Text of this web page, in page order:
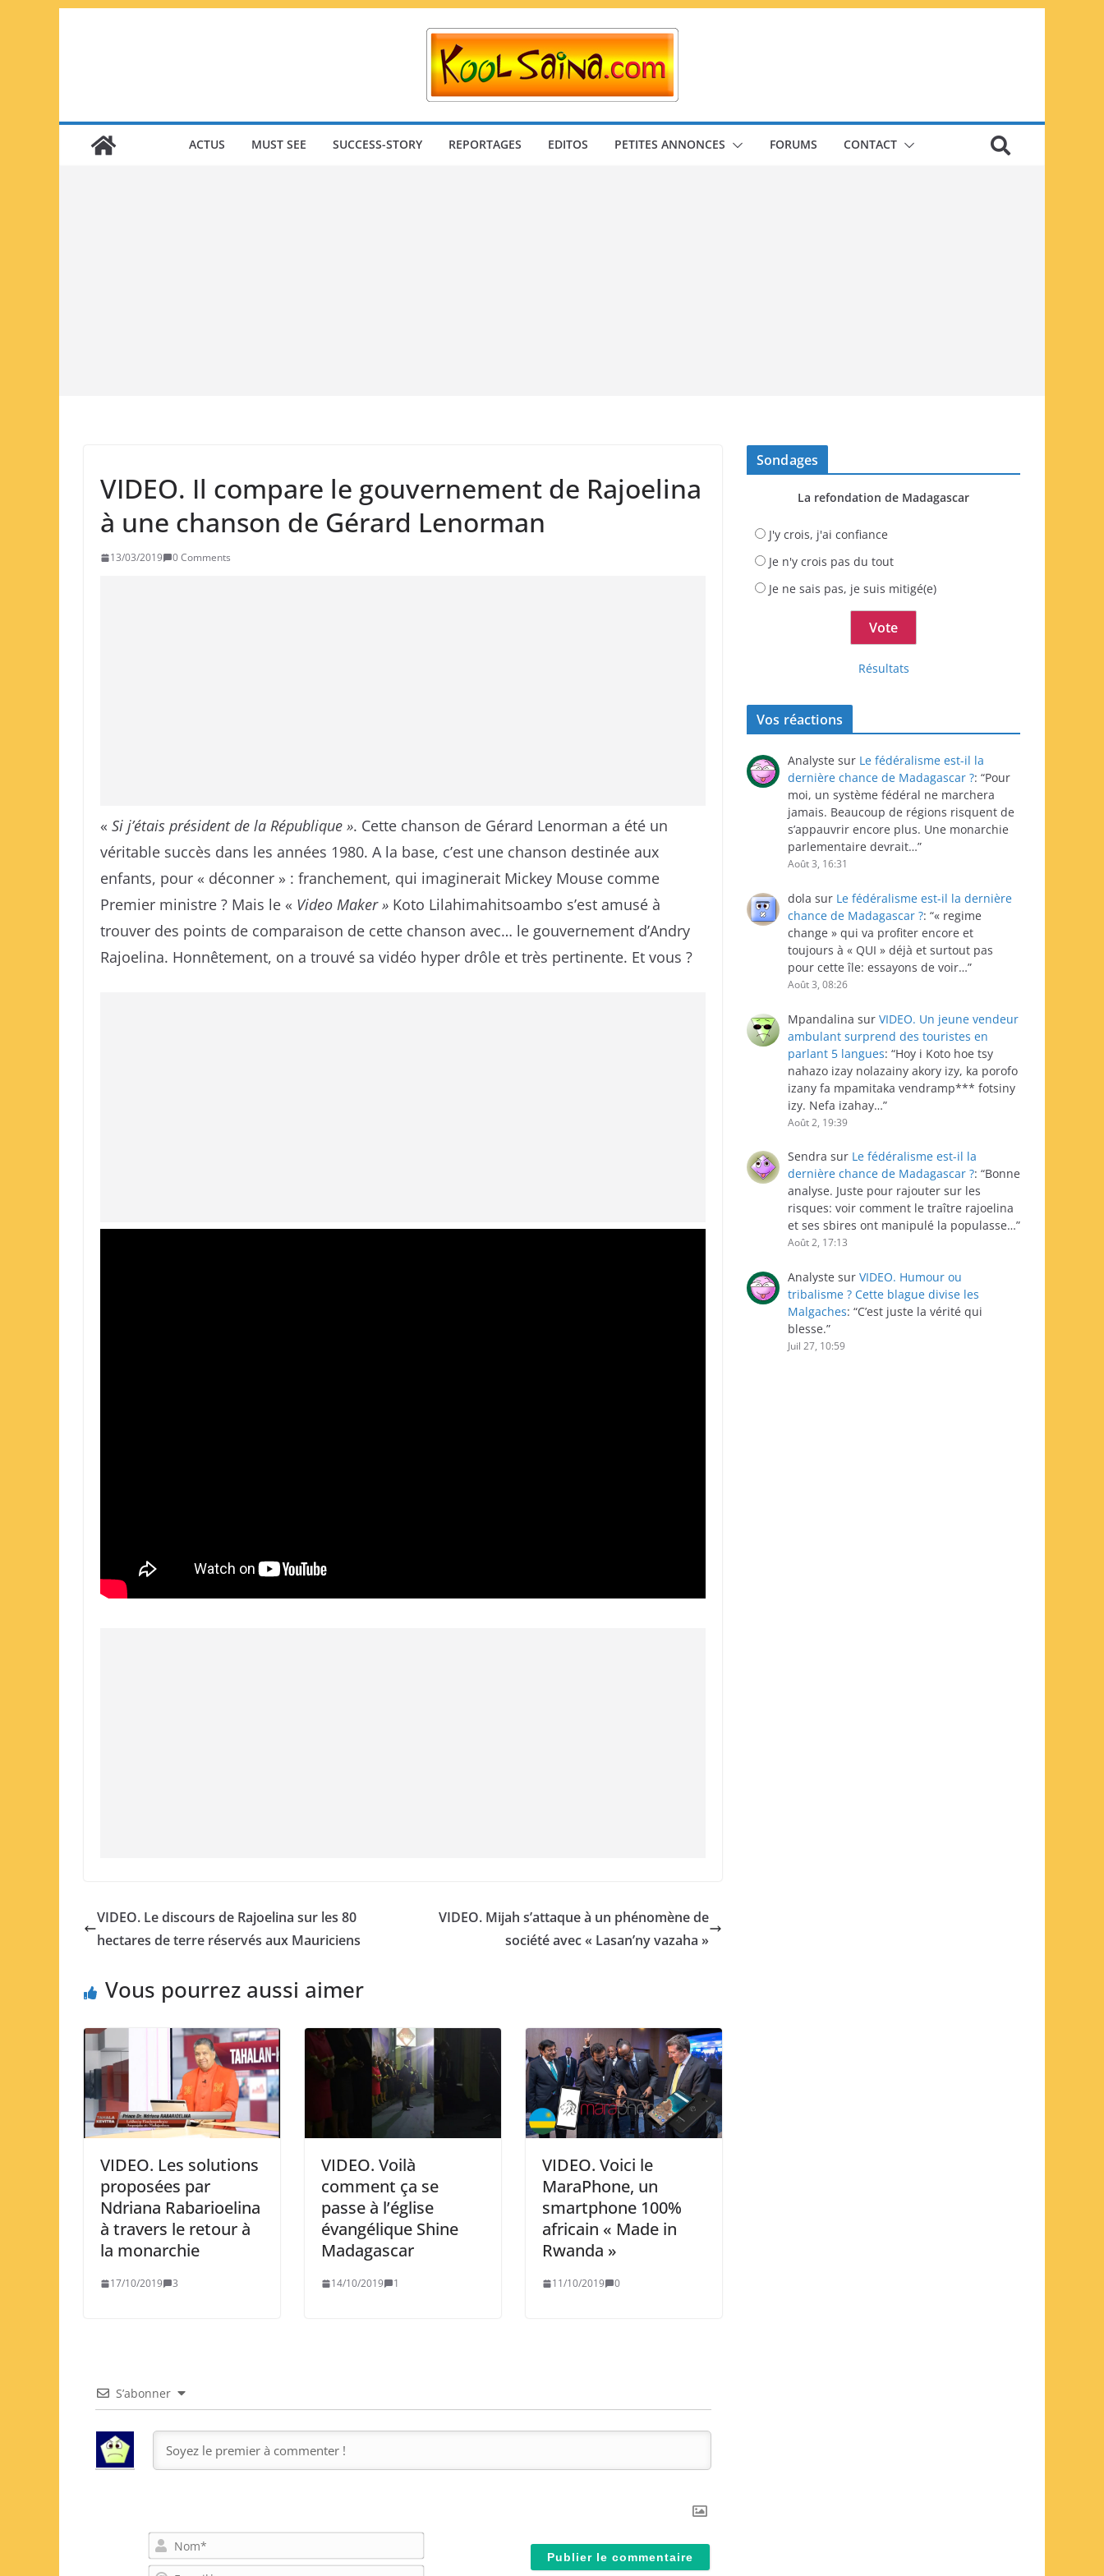
ACTUS MUST SEE SUCCESS-STORY REPORTAGES EDITOS PETITES ANNONCES FORUMS CONTACT
VIDEO. Il compare le gouvernement de Rajoelina
à une chanson de Gérard Lenorman
13/03/2019 0 Comments
« Si j’étais président de la République ». Cette chanson de Gérard Lenorman a été un
véritable succès dans les années 1980. A la base, c’est une chanson destinée aux
enfants, pour « déconner » : franchement, qui imaginerait Mickey Mouse comme
Premier ministre ? Mais le « Video Maker » Koto Lilahimahitsoambo s’est amusé à
trouver des points de comparaison de cette chanson avec… le gouvernement d’Andry
Rajoelina. Honnêtement, on a trouvé sa vidéo hyper drôle et très pertinente. Et vous ?
VIDEO. Le discours de Rajoelina sur les 80
hectares de terre réservés aux Mauriciens
VIDEO. Mijah s’attaque à un phénomène de
société avec « Lasan’ny vazaha »
Vous pourrez aussi aimer
VIDEO. Les solutions
proposées par
Ndriana Rabarioelina
à travers le retour à
la monarchie
17/10/2019 3
VIDEO. Voilà
comment ça se
passe à l’église
évangélique Shine
Madagascar
14/10/2019 1
VIDEO. Voici le
MaraPhone, un
smartphone 100%
africain « Made in
Rwanda »
11/10/2019 0
S’abonner
o
Sondages
La refondation de Madagascar
J'y crois, j'ai confiance
Je n'y crois pas du tout
Je ne sais pas, je suis mitigé(e)
Résultats
Vos réactions
Analyste sur Le fédéralisme est-il la
dernière chance de Madagascar ?: “Pour
moi, un système fédéral ne marchera
jamais. Beaucoup de régions risquent de
s’appauvrir encore plus. Une monarchie
parlementaire devrait…”
Août 3, 16:31
dola sur Le fédéralisme est-il la dernière
chance de Madagascar ?: “« regime
change » qui va profiter encore et
toujours à « QUI » déjà et surtout pas
pour cette île: essayons de voir…”
Août 3, 08:26
Mpandalina sur VIDEO. Un jeune vendeur
ambulant surprend des touristes en
parlant 5 langues: “Hoy i Koto hoe tsy
nahazo izay nolazainy akory izy, ka porofo
izany fa mpamitaka vendramp*** fotsiny
izy. Nefa izahay…”
Août 2, 19:39
Sendra sur Le fédéralisme est-il la
dernière chance de Madagascar ?: “Bonne
analyse. Juste pour rajouter sur les
risques: voir comment le traître rajoelina
et ses sbires ont manipulé la populasse…”
Août 2, 17:13
Analyste sur VIDEO. Humour ou
tribalisme ? Cette blague divise les
Malgaches: “C’est juste la vérité qui
blesse.”
Juil 27, 10:59